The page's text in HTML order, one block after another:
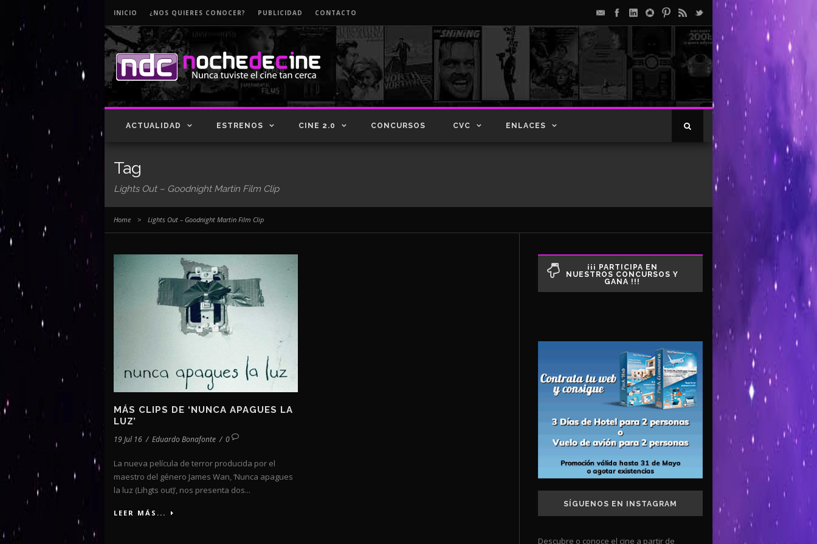
INICIO ¿NOS QUIERES CONOCER? PUBLICIDAD CONTACTO
ACTUALIDAD ESTRENOS CINE 2.0 CONCURSOS CVC ENLACES
Tag
Lights Out – Goodnight Martin Film Clip
Home > Lights Out – Goodnight Martin Film Clip
MÁS CLIPS DE ‘NUNCA APAGUES LA
LUZ’
19 Jul 16 / Eduardo Bonafonte / 0
La nueva película de terror producida por el
maestro del género James Wan, ‘Nunca apagues
la luz (Lihgts out)’, nos presenta dos...
LEER MÁS...
¡¡¡ PARTICIPA EN
NUESTROS CONCURSOS Y
GANA !!!
SÍGUENOS EN INSTAGRAM
Descubre o conoce el cine a partir de